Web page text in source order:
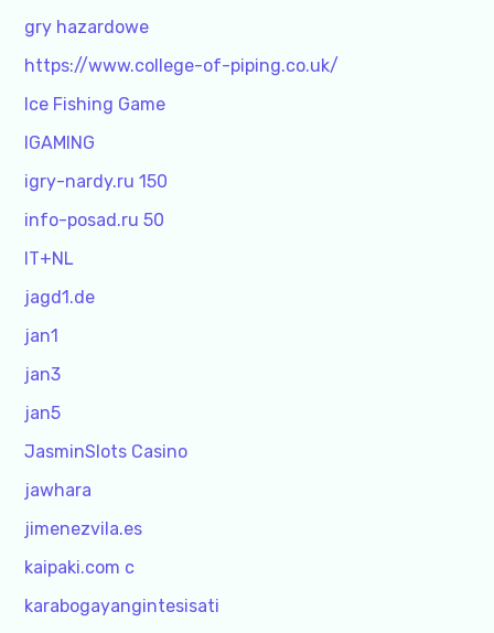
gry hazardowe
https://www.college-of-piping.co.uk/
Ice Fishing Game
IGAMING
igry-nardy.ru 150
info-posad.ru 50
IT+NL
jagd1.de
jan1
jan3
jan5
JasminSlots Casino
jawhara
jimenezvila.es
kaipaki.com c
karabogayangintesisati